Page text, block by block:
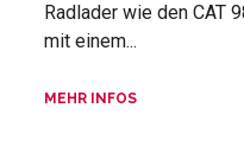
Radlader wie den CAT
mit einem...
MEHR INFOS